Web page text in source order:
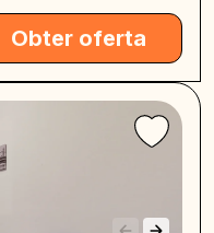
Obter oferta